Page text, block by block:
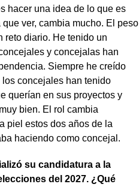
hacer una idea de lo que es
ver, cambia mucho. El peso
reto diario. He tenido un
y concejalas han
Siempre he creído
concejales han tenido
querían en sus proyectos y
bien. El rol cambia
piel estos dos años de la
haciendo como concejal.
su candidatura a la
del 2027. ¿Qué